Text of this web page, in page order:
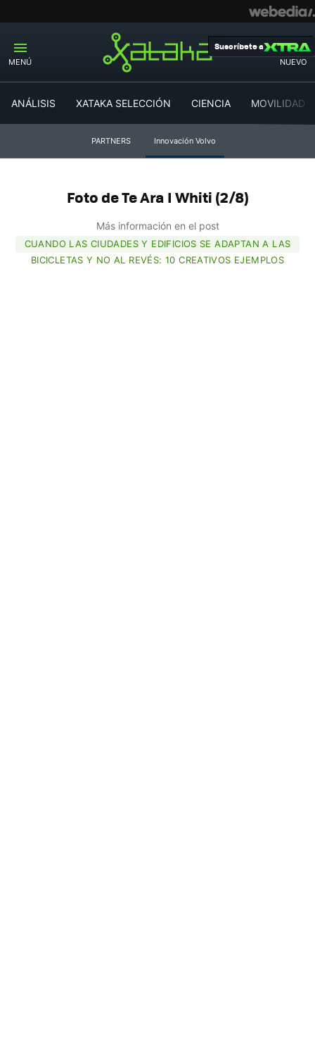
MENÚ NUEVO
Suscríbete a
ANÁLISIS XATAKA SELECCIÓN CIENCIA MOVILIDAD
PARTNERS Innovación Volvo
Foto de Te Ara I Whiti (2/8)
Más información en el post
CUANDO LAS CIUDADES Y EDIFICIOS SE ADAPTAN A LAS
BICICLETAS Y NO AL REVÉS: 10 CREATIVOS EJEMPLOS